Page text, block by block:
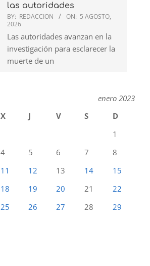
las autoridades
BY: REDACCION ON: 5 AGOSTO,
2026
Las autoridades avanzan en la
investigación para esclarecer la
muerte de un
enero 2023
X J V S
D
1
4 5 6 7
8
11 12 13 14
15
18 19 20 21
22
25 26 27 28
29